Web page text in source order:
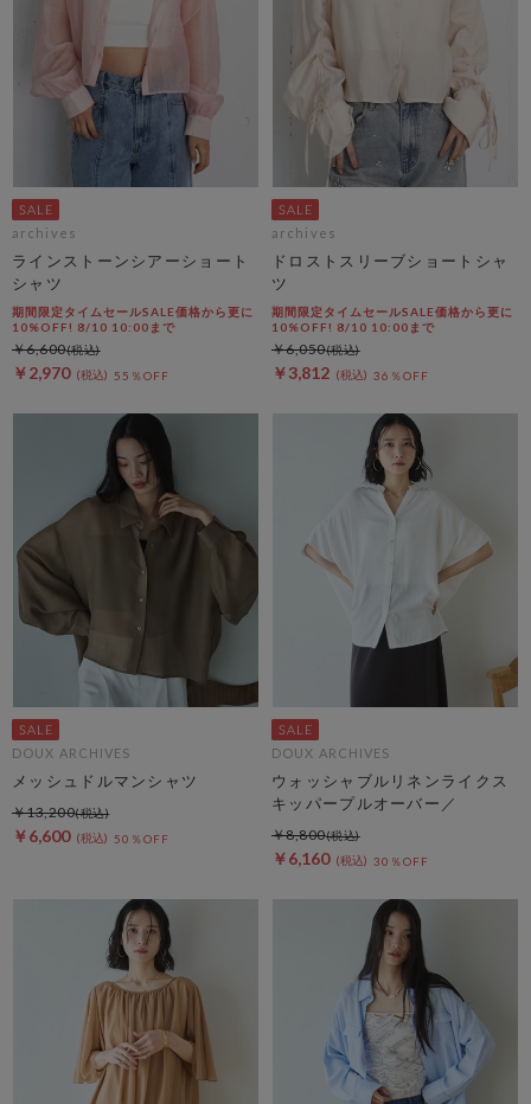
archives
ラインストーンシアーショート
シャツ
期間限定タイムセールSALE価格から更に
10%OFF! 8/10 10:00まで
￥2,970 55％OFF
￥6,600
archives
ドロストスリーブショートシャ
ツ
期間限定タイムセールSALE価格から更に
10%OFF! 8/10 10:00まで
￥3,812 36％OFF
￥6,050
DOUX ARCHIVES
メッシュドルマンシャツ
￥6,600 50％OFF
￥13,200
DOUX ARCHIVES
ウォッシャブルリネンライクス
キッパープルオーバー／
￥6,160 30％OFF
￥8,800